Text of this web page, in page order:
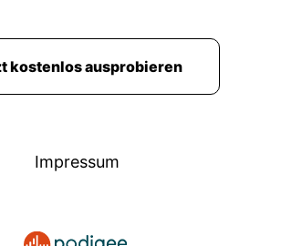
kostenlos ausprobieren
Impressum